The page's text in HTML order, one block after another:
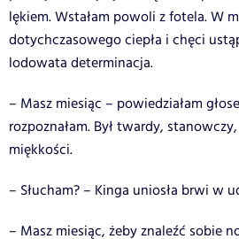
lękiem. Wstałam powoli z fotela. W
dotychczasowego ciepła i chęci
lodowata determinacja.
– Masz miesiąc – powiedziałam
rozpoznałam. Był twardy,
miękkości.
– Słucham? – Kinga uniosła brwi w
– Masz miesiąc, żeby znaleźć sobie